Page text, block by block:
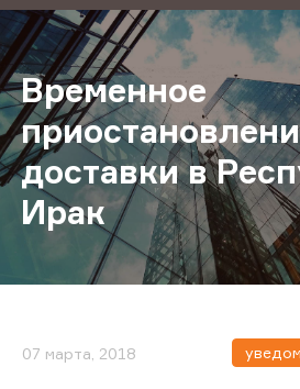
Временное
доставки в
Ирак
07 марта, 2018